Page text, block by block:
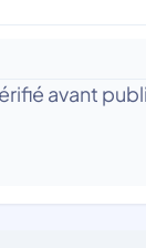
avant